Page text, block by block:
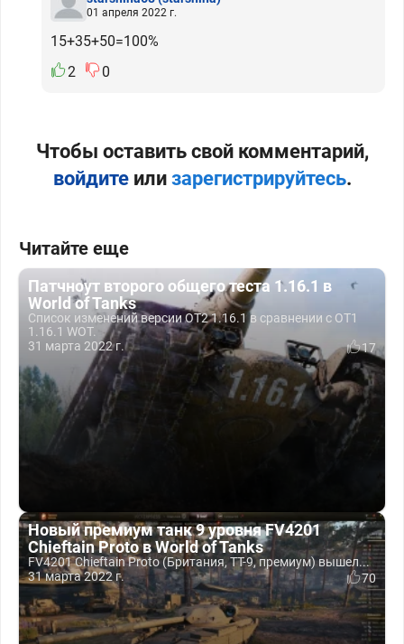
01 апреля 2022 г.
15+35+50=100%
2
0
Чтобы оставить свой комментарий,
войдитеили зарегистрируйтесь.
Читайте еще
Патчноут второго общего теста 1.16.1 в
World of Tanks
Список изменений версии ОТ2 1.16.1 в сравнении с ОТ1
1.16.1 WOT.
31 марта 2022 г.
17
Новый премиум танк 9 уровня FV4201
Chieftain Proto в World of Tanks
FV4201 Chieftain Proto (Британия, ТТ-9, премиум) вышел...
31 марта 2022 г.
70